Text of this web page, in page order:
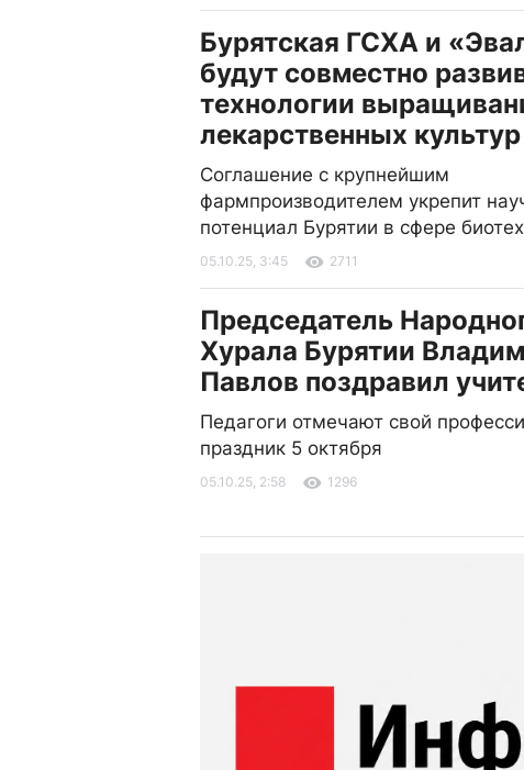
Бурятская ГСХА и
будут совместно
технологии
лекарственных культур
Соглашение с крупнейшим
фармпроизводителем укрепит
потенциал Бурятии в сфере
05.10.25, 3:45 2711
Председатель
Хурала Бурятии
Павлов поздравил
Педагоги отмечают свой
праздник 5 октября
05.10.25, 2:58 1296